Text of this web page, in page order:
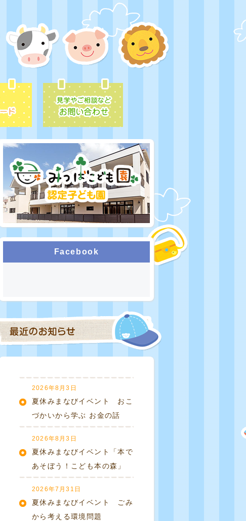
Facebook
2026年8月3日
夏休みまなびイベント おこ
づかいから学ぶ お金の話
2026年8月3日
夏休みまなびイベント「本で
あそぼう！こども本の森」
2026年7月31日
夏休みまなびイベント ごみ
から考える環境問題